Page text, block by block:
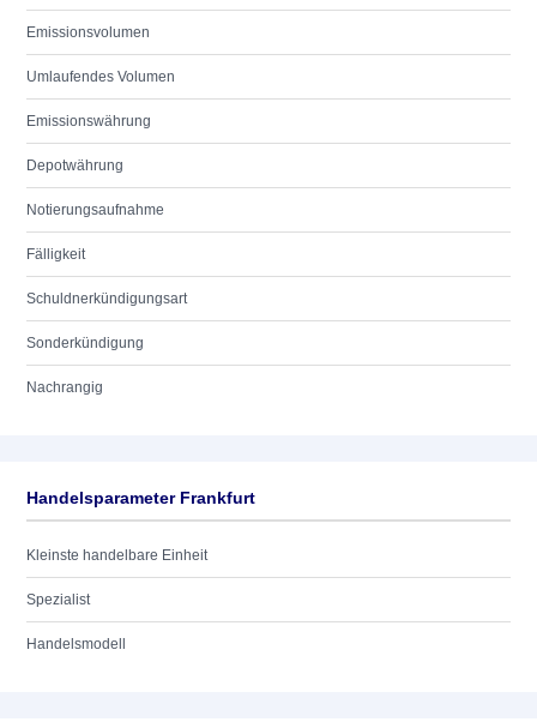
Emissionsvolumen
Umlaufendes Volumen
Emissionswährung
Depotwährung
Notierungsaufnahme
Fälligkeit
Schuldnerkündigungsart
Sonderkündigung
Nachrangig
Handelsparameter Frankfurt
Kleinste handelbare Einheit
Spezialist
Handelsmodell